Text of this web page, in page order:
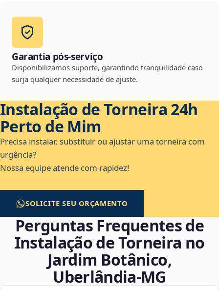
Garantia pós-serviço
Disponibilizamos suporte, garantindo tranquilidade caso
surja qualquer necessidade de ajuste.
Instalação de Torneira 24h
Perto de Mim
Precisa instalar, substituir ou ajustar uma torneira com
urgência?
Nossa equipe atende com rapidez!
SOLICITE SEU ORÇAMENTO
Perguntas Frequentes de
Instalação de Torneira no
Jardim Botânico,
Uberlândia‑MG